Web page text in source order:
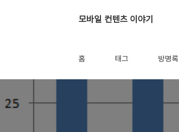
모바일 컨텐츠 이야기
홈 태그 방명록